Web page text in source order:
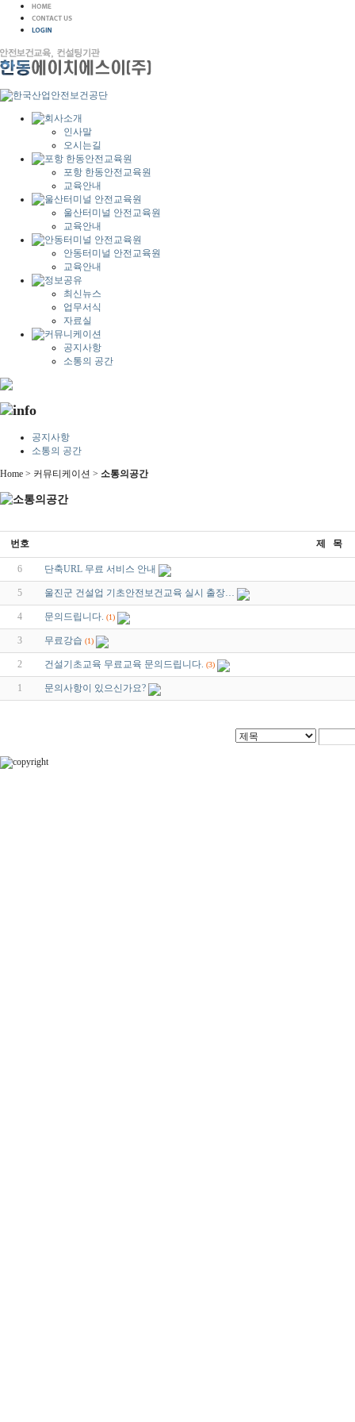
인사말
오시는길
포항 한동안전교육원
교육안내
울산터미널 안전교육원
교육안내
안동터미널 안전교육원
교육안내
최신뉴스
업무서식
자료실
공지사항
소통의 공간
공지사항
소통의 공간
Home > 커뮤티케이션 > 소통의공간
번호 제 목
6 단축URL 무료 서비스 안내
5 울진군 건설업 기초안전보건교육 실시 출장…
4 문의드립니다. (1)
3 무료강습 (1)
2 건설기초교육 무료교육 문의드립니다. (3)
1 문의사항이 있으신가요?